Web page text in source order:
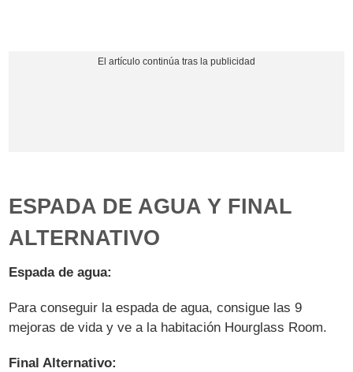
ESPADA DE AGUA Y FINAL
ALTERNATIVO
Espada de agua:
Para conseguir la espada de agua, consigue las 9
mejoras de vida y ve a la habitación Hourglass Room.
Final Alternativo: